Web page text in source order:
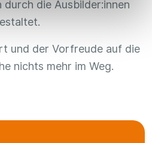
die Ausbilder:innen
und der Vorfreude auf die
nichts mehr im Weg.